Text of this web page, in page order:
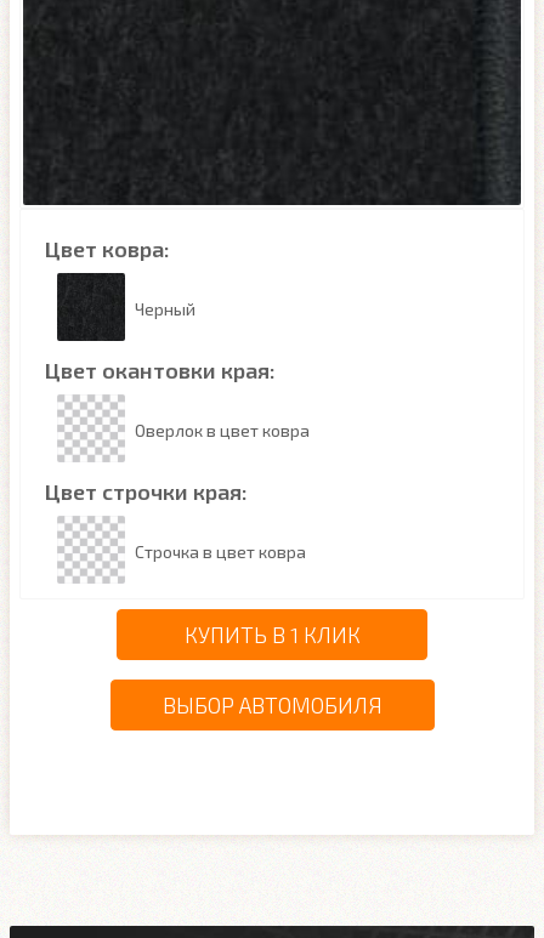
Цвет ковра:
Черный
Цвет окантовки края:
Оверлок в цвет ковра
Цвет строчки края:
Строчка в цвет ковра
КУПИТЬ В 1 КЛИК
ВЫБОР АВТОМОБИЛЯ